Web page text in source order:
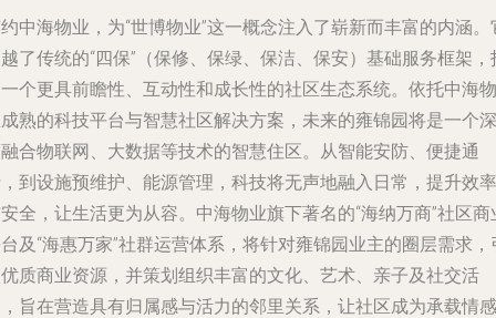
中海物业，为“世博物业”这一概念注入了崭新而丰富的内涵。
了传统的“四保”（保修、保绿、保洁、保安）基础服务框架，
个更具前瞻性、互动性和成长性的社区生态系统。依托中海物
熟的科技平台与智慧社区解决方案，未来的雍锦园将是一个深
合物联网、大数据等技术的智慧住区。从智能安防、便捷通
到设施预维护、能源管理，科技将无声地融入日常，提升效率
全，让生活更为从容。中海物业旗下著名的“海纳万商”社区商
及“海惠万家”社群运营体系，将针对雍锦园业主的圈层需求，
质商业资源，并策划组织丰富的文化、艺术、亲子及社交活
旨在营造具有归属感与活力的邻里关系，让社区成为承载情感